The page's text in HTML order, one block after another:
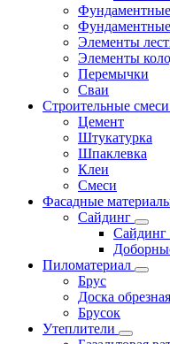
Элементы
Элементы
Перемычки
Сваи
Строительные смеси
Цемент
Штукатурка
Шпаклевка
Клеи
Смеси
Фасадные
Сайдинг
Пиломатериал
Брус
Доска обрезная
Брусок
Утеплители